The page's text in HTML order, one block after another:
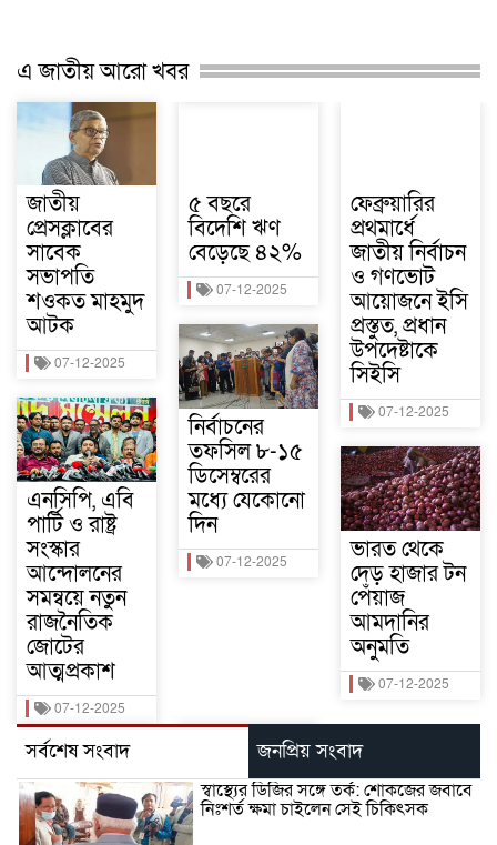
এ জাতীয় আরো খবর
জাতীয়
প্রেসক্লাবের
সাবেক
সভাপতি
শওকত মাহমুদ
আটক
07-12-2025
এনসিপি, এবি
পার্টি ও রাষ্ট্র
সংস্কার
আন্দোলনের
সমন্বয়ে নতুন
রাজনৈতিক
জোটের
আত্মপ্রকাশ
07-12-2025
৫ বছরে
বিদেশি ঋণ
বেড়েছে ৪২%
07-12-2025
নির্বাচনের
তফসিল ৮-১৫
ডিসেম্বরের
মধ্যে যেকোনো
দিন
07-12-2025
ফেব্রুয়ারির
প্রথমার্ধে
জাতীয় নির্বাচন
ও গণভোট
আয়োজনে ইসি
প্রস্তুত, প্রধান
উপদেষ্টাকে
সিইসি
07-12-2025
ভারত থেকে
দেড় হাজার টন
পেঁয়াজ
আমদানির
অনুমতি
07-12-2025
সর্বশেষ সংবাদ জনপ্রিয় সংবাদ
স্বাস্থ্যের ডিজির সঙ্গে তর্ক: শোকজের জবাবে
নিঃশর্ত ক্ষমা চাইলেন সেই চিকিৎসক